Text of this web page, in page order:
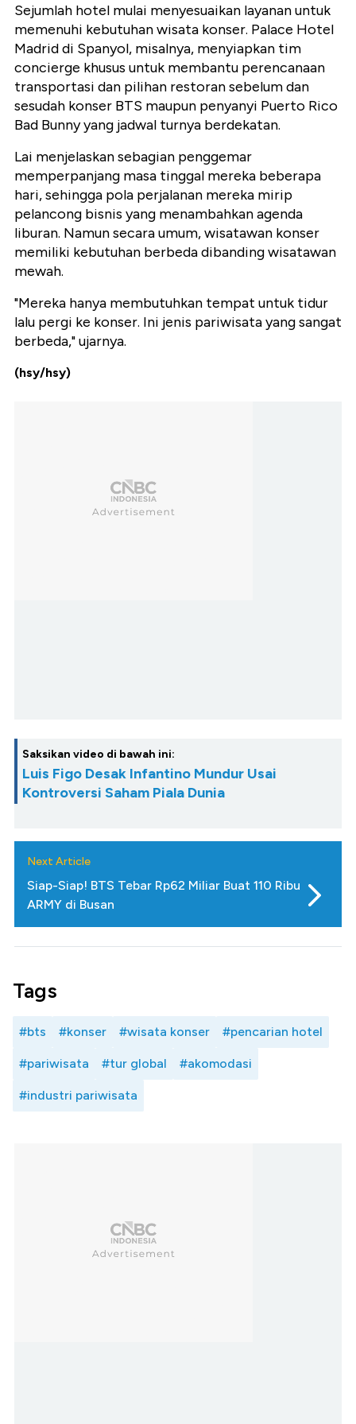
Sejumlah hotel mulai menyesuaikan layanan untuk
memenuhi kebutuhan wisata konser. Palace Hotel
Madrid di Spanyol, misalnya, menyiapkan tim
concierge khusus untuk membantu perencanaan
transportasi dan pilihan restoran sebelum dan
sesudah konser BTS maupun penyanyi Puerto Rico
Bad Bunny yang jadwal turnya berdekatan.
Lai menjelaskan sebagian penggemar
memperpanjang masa tinggal mereka beberapa
hari, sehingga pola perjalanan mereka mirip
pelancong bisnis yang menambahkan agenda
liburan. Namun secara umum, wisatawan konser
memiliki kebutuhan berbeda dibanding wisatawan
mewah.
"Mereka hanya membutuhkan tempat untuk tidur
lalu pergi ke konser. Ini jenis pariwisata yang sangat
berbeda," ujarnya.
(hsy/hsy)
Saksikan video di bawah ini:
Luis Figo Desak Infantino Mundur Usai
Kontroversi Saham Piala Dunia
Next Article
Siap-Siap! BTS Tebar Rp62 Miliar Buat 110 Ribu
ARMY di Busan
Tags
#bts #konser #wisata konser #pencarian hotel
#pariwisata #tur global #akomodasi
#industri pariwisata